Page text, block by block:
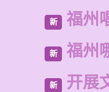
新 福州
新 福州
新 开展